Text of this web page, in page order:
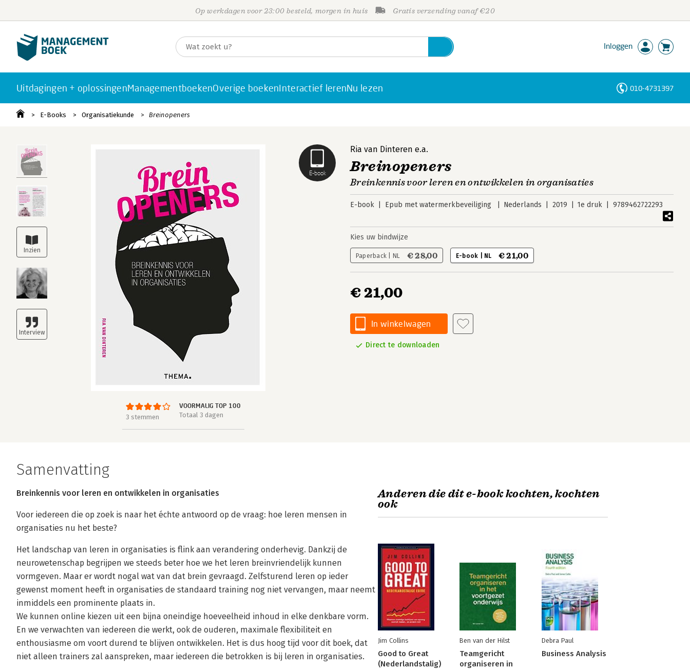
Op werkdagen voor 23:00 besteld, morgen in huis Gratis verzending vanaf €20
Inloggen
Uitdagingen + oplossingenManagementboekenOverige boekenInteractief lerenNu lezen 010-4731397
E-Books Organisatiekunde Breinopeners
E-book
3 stemmen
VOORMALIG TOP 100
Totaal 3 dagen
Ria van Dinteren e.a.
Breinopeners
Breinkennis voor leren en ontwikkelen in organisaties
E-book Epub met watermerkbeveiliging Nederlands 2019 1e druk 9789462722293
Kies uw bindwijze
Paperback | NL € 28,00 E-book | NL € 21,00
€ 21,00
In winkelwagen
Direct te downloaden
Samenvatting
Breinkennis voor leren en ontwikkelen in organisaties
Voor iedereen die op zoek is naar het échte antwoord op de vraag: hoe leren mensen in
organisaties nu het beste?
Het landschap van leren in organisaties is flink aan verandering onderhevig. Dankzij de
neurowetenschap begrijpen we steeds beter hoe we het leren breinvriendelijk kunnen
vormgeven. Maar er wordt nogal wat van dat brein gevraagd. Zelfsturend leren op ieder
gewenst moment heeft in organisaties de standaard training nog niet vervangen, maar neemt
inmiddels een prominente plaats in.
We kunnen online kiezen uit een bijna oneindige hoeveelheid inhoud in elke denkbare vorm.
En we verwachten van iedereen die werkt, ook de ouderen, maximale flexibiliteit en
enthousiasme om voort durend te blijven ontwikkelen. Het is dus hoog tijd voor dit boek, dat
niet alleen trainers zal aanspreken, maar iedereen die betrokken is bij leren in organisaties.
Anderen die dit e-book kochten, kochten
ook
Jim Collins
Good to Great
(Nederlandstalig)
Ben van der Hilst
Teamgericht
organiseren in
Debra Paul
Business Analysis
Personen